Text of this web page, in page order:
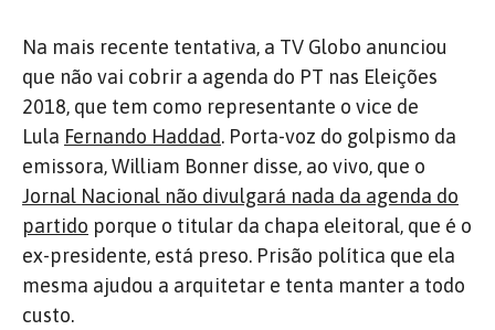
Na mais recente tentativa, a TV Globo anunciou
que não vai cobrir a agenda do PT nas Eleições
2018, que tem como representante o vice de
Lula Fernando Haddad. Porta-voz do golpismo da
emissora, William Bonner disse, ao vivo, que o
Jornal Nacional não divulgará nada da agenda do
partido porque o titular da chapa eleitoral, que é o
ex-presidente, está preso. Prisão política que ela
mesma ajudou a arquitetar e tenta manter a todo
custo.